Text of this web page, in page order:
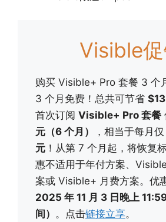
Visible
购买 Visible+ Pro 套餐 3 个
3 个月免费！总共可节省
首次订阅 Visible+ Pro 套餐
元（6 个月）
，相当于每月仅
元 ！从第 7 个月起，将恢复
惠不适用于年付方案、
案或 Visible+ 月费方案。优
2025 年 11 月 3 日晚上
间） 。点击链接立享。